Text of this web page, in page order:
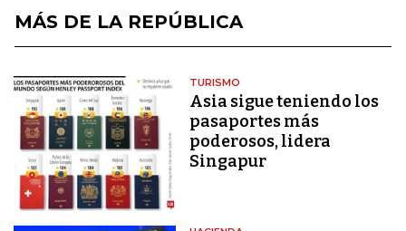
MÁS DE LA REPÚBLICA
TURISMO
Asia sigue teniendo los
pasaportes más
poderosos, lidera
Singapur